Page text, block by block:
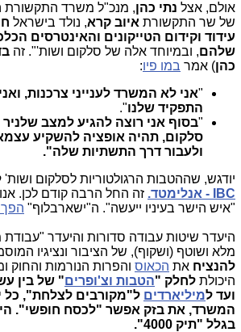
אולם, אצל נתי כהן, מנכ"ל משרד התקשורת
של שר התקשורת איוב קרא, נולד בישראל
עידוד וקידום הטייקונים והאינטרסים
שלהם, ובמיוחד אלה של סלקום ושות'". זה
כהן) אמר במו פיו:
"אני לא המשרד לענייני צרכנות,
התפקיד שלנו".
"בסוף אני רוצה להגיע למצב
סלקום, תהיה אופציה להשקיע
ולעבור דרך התשתיות שלה".
יודגש, שההטבות הרגולטוריות לסלקום ושות'
IBC - אנלימטד.
זה החל הרבה קודם לכן.
"איש הישר בעיניו ייעשה". ה"ישארבלוף" הפך
היעדר שיטות עבודה סדורות והיעדר
מלא ושוטף (ושקוף), של הציבור ונציגיו
להנציח את הכאוס והפרות הנורמות והחוק
היכולת לחלק "הטבות וצ'ופרים" של בין
ועד למיליארדים ל"מקורבים לצלחת", כל
המשרד, את בזק אפשר "לכסח חופשי".
בגלל "תיק 4000".